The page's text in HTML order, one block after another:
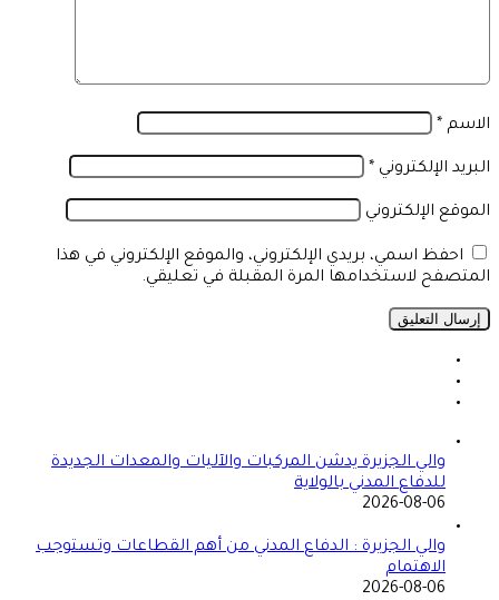
الاسم *
البريد الإلكتروني *
الموقع الإلكتروني
احفظ اسمي، بريدي الإلكتروني، والموقع الإلكتروني في هذا
المتصفح لاستخدامها المرة المقبلة في تعليقي.
والي الجزيرة يدشن المركبات والآليات والمعدات الجديدة
للدفاع المدني بالولاية
2026-08-06
والي الجزيرة : الدفاع المدني من أهم القطاعات وتستوجب
الاهتمام
2026-08-06